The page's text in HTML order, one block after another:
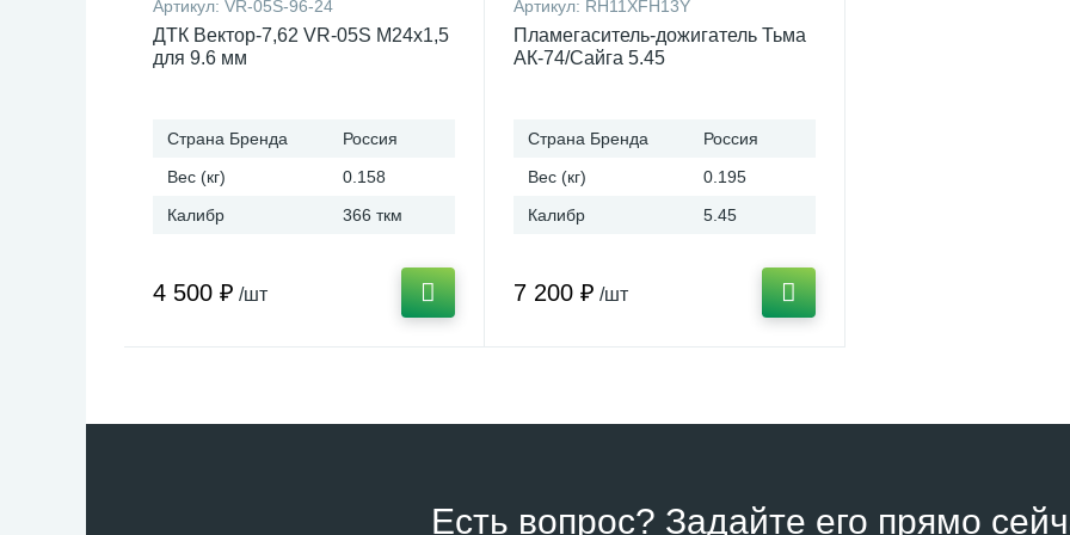
Артикул: VR-05S-96-24
ДТК Вектор-7,62 VR-05S М24x1,5
для 9.6 мм
Страна Бренда
Россия
Вес (кг)
0.158
Калибр
366 ткм
4 500 ₽ /шт
Артикул: RH11XFH13Y
Пламегаситель-дожигатель Тьма
АК-74/Сайга 5.45
Страна Бренда
Россия
Вес (кг)
0.195
Калибр
5.45
7 200 ₽ /шт
Есть вопрос? Задайте его прямо